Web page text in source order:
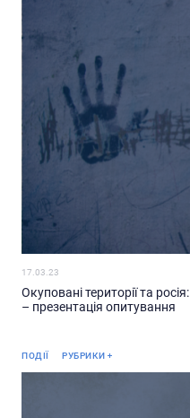
17.03.23
Окуповані території та
– презентація опитування
ПОДІЇ РУБРИКИ
Анонс